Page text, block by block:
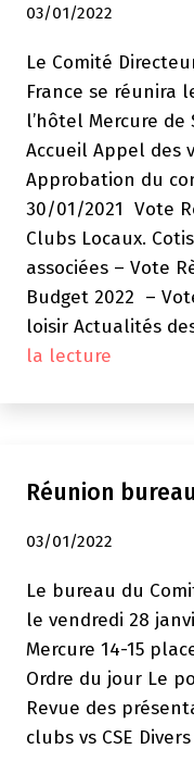
03/01/2022
Le Comité
France se réunira
l’hôtel Mercure
Accueil Appel des
Approbation du
30/01/2021 Vote
Clubs Locaux.
associées – Vote
Budget 2022 –
loisir Actualités
la lecture
Réunion
03/01/2022
Le bureau du
le vendredi 28
Mercure 14-15
Ordre du jour Le
Revue des
clubs vs CSE Divers